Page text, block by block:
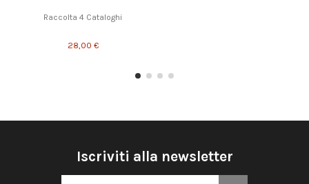
Raccolta 4 Cataloghi
28,00 €
Iscriviti alla newsletter